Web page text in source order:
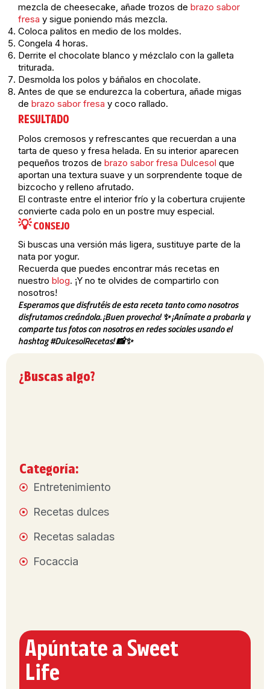
mezcla de cheesecake, añade trozos de brazo sabor
fresa y sigue poniendo más mezcla.
Coloca palitos en medio de los moldes.
Congela 4 horas.
Derrite el chocolate blanco y mézclalo con la galleta
triturada.
Desmolda los polos y báñalos en chocolate.
Antes de que se endurezca la cobertura, añade migas
de brazo sabor fresa y coco rallado.
RESULTADO
Polos cremosos y refrescantes que recuerdan a una
tarta de queso y fresa helada. En su interior aparecen
pequeños trozos de brazo sabor fresa Dulcesol que
aportan una textura suave y un sorprendente toque de
bizcocho y relleno afrutado.
El contraste entre el interior frío y la cobertura crujiente
convierte cada polo en un postre muy especial.
💡 CONSEJO
Si buscas una versión más ligera, sustituye parte de la
nata por yogur.
Recuerda que puedes encontrar más recetas en
nuestro blog. ¡Y no te olvides de compartirlo con
nosotros!
Esperamos que disfrutéis de esta receta tanto como nosotros
disfrutamos creándola. ¡Buen provecho! ✨ ¡Anímate a probarla y
comparte tus fotos con nosotros en redes sociales usando el
hashtag #DulcesolRecetas! 📸✨
¿Buscas algo?
Categoría:
Entretenimiento
Recetas dulces
Recetas saladas
Focaccia
Apúntate a Sweet
Life